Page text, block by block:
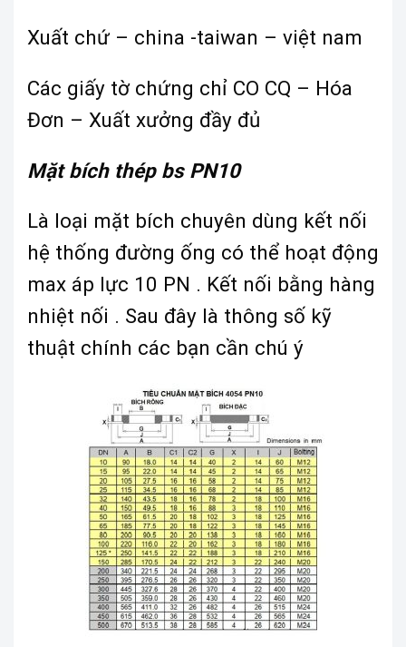
Xuất chứ – china -taiwan – việt nam
Các giấy tờ chứng chỉ CO CQ – Hóa
Đơn – Xuất xưởng đầy đủ
Mặt bích thép bs PN10
Là loại mặt bích chuyên dùng kết nối
hệ thống đường ống có thể hoạt động
max áp lực 10 PN . Kết nối bằng hàng
nhiệt nối . Sau đây là thông số kỹ
thuật chính các bạn cần chú ý